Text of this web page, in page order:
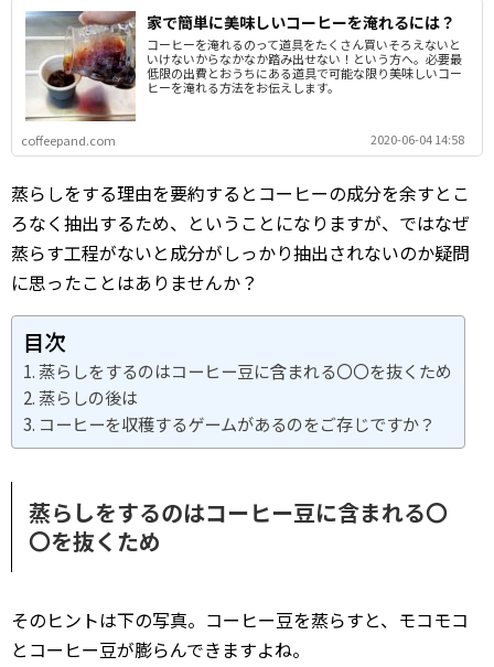
家で簡単に美味しいコーヒーを淹れるには？
コーヒーを淹れるのって道具をたくさん買いそろえないと
いけないからなかなか踏み出せない！という方へ。必要最
低限の出費とおうちにある道具で可能な限り美味しいコー
ヒーを淹れる方法をお伝えします。
coffeepand.com 2020-06-04 14:58
蒸らしをする理由を要約するとコーヒーの成分を余すとこ
ろなく抽出するため、ということになりますが、ではなぜ
蒸らす工程がないと成分がしっかり抽出されないのか疑問
に思ったことはありませんか？
目次
蒸らしをするのはコーヒー豆に含まれる〇〇を抜くため
蒸らしの後は
コーヒーを収穫するゲームがあるのをご存じですか？
蒸らしをするのはコーヒー豆に含まれる〇
〇を抜くため
そのヒントは下の写真。コーヒー豆を蒸らすと、モコモコ
とコーヒー豆が膨らんできますよね。